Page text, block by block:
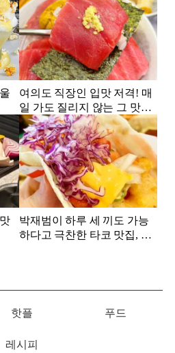
여의도 직장인 입맛 저격! 매
일 가도 질리지 않는 그 맛집
은?
박재범이 하루 세 끼도 가능
하다고 극찬한 타코 맛집, 어
핫플 푸드
레시피